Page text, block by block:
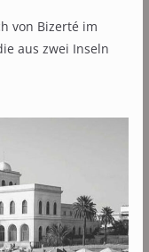
von Bizerté im
aus zwei Inseln